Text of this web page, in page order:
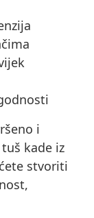
i
kade iz
stvoriti